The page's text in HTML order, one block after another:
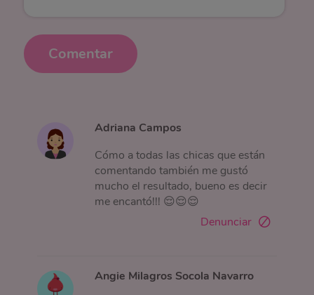
Comentar
Adriana Campos
Cómo a todas las chicas que están
comentando también me gustó
mucho el resultado, bueno es decir
me encantó!!! 😌😌😌
Denunciar
Angie Milagros Socola Navarro